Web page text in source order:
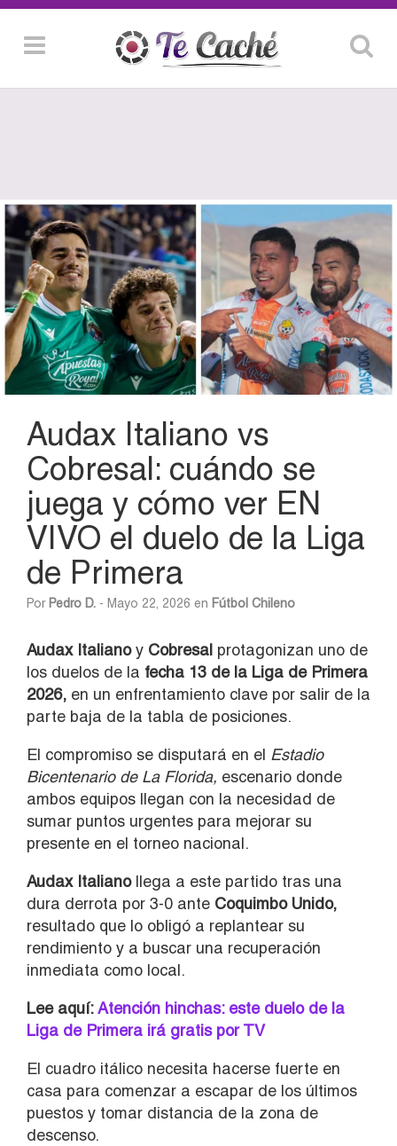
Audax Italiano vs
Cobresal: cuándo se
juega y cómo ver EN
VIVO el duelo de la Liga
de Primera
Por Pedro D. - Mayo 22, 2026 en Fútbol Chileno
Audax Italiano y Cobresal protagonizan uno de
los duelos de la fecha 13 de la Liga de Primera
2026, en un enfrentamiento clave por salir de la
parte baja de la tabla de posiciones.
El compromiso se disputará en el Estadio
Bicentenario de La Florida, escenario donde
ambos equipos llegan con la necesidad de
sumar puntos urgentes para mejorar su
presente en el torneo nacional.
Audax Italiano llega a este partido tras una
dura derrota por 3-0 ante Coquimbo Unido,
resultado que lo obligó a replantear su
rendimiento y a buscar una recuperación
inmediata como local.
Lee aquí:Atención hinchas: este duelo de la
Liga de Primera irá gratis por TV
El cuadro itálico necesita hacerse fuerte en
casa para comenzar a escapar de los últimos
puestos y tomar distancia de la zona de
descenso.